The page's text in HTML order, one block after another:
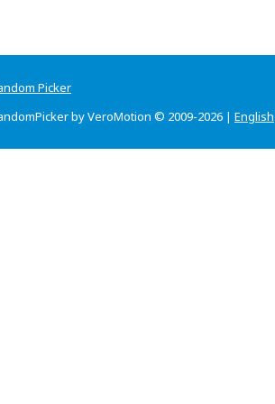
Picker
by VeroMotion © 2009-2026 | English